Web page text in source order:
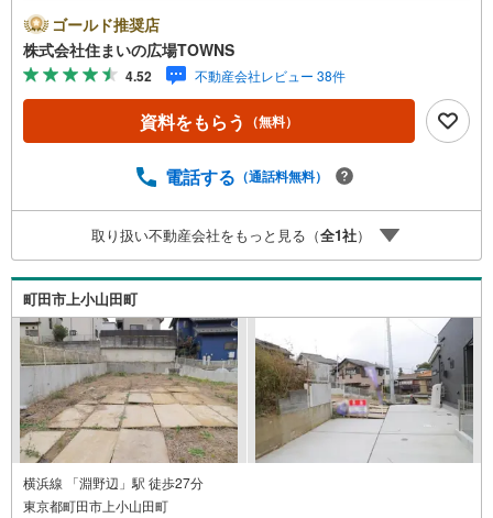
住環境。住宅用地なので、新しい住まいの場所としておす
すめです。土地面積は146.23平米（公簿）です。【年中無
休/9:00～21:00】人気物件は特にお問い合わせが集中する
ため、お早めにお電話下さい。「室内・現地を見学する」
ボタンよりご予約頂くとご見学がスムーズです。■その他、
各種ご相談も承っております。○住宅ローンのご相談○ライ
客様へ経験豊富なスタッフが親身になってお客様に合った
ございますので、お車でのお越しも大歓迎です！
ゴールド推奨店
株式会社住まいの広場TOWNS
4.52 不動産会社レビュー 38件
資料をもらう （無料）
電話する （通話料無料）
取り扱い不動産会社をもっと見る（全1社）
町田市上小山田町
横浜線 「淵野辺」駅 徒歩27分
東京都町田市上小山田町